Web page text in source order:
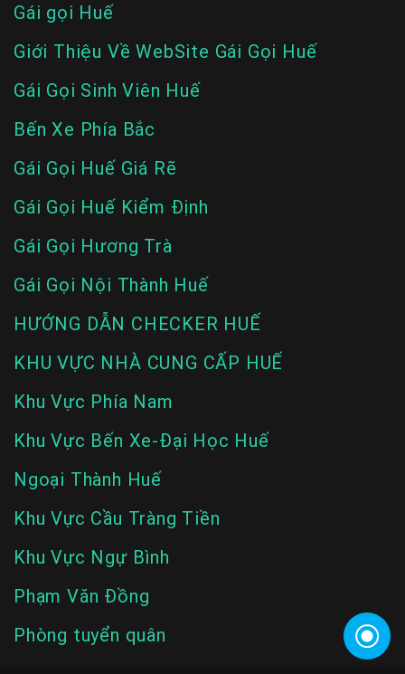
Gái gọi Huế
Giới Thiệu Về WebSite Gái Gọi Huế
Gái Gọi Sinh Viên Huế
Bến Xe Phía Bắc
Gái Gọi Huế Giá Rẽ
Gái Gọi Huế Kiểm Định
Gái Gọi Hương Trà
Gái Gọi Nội Thành Huế
HƯỚNG DẪN CHECKER HUẾ
KHU VỰC NHÀ CUNG CẤP HUẾ
Khu Vực Phía Nam
Khu Vực Bến Xe-Đại Học Huế
Ngoại Thành Huế
Khu Vực Cầu Tràng Tiền
Khu Vực Ngự Bình
Phạm Văn Đồng
Phòng tuyển quân